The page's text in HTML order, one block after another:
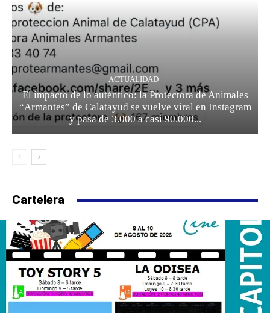
ACTUALIDAD
El impacto de lo auténtico: la Protectora de Animales
“Armantes” de Calatayud se vuelve viral en Instagram
y pasa de 3.000 a casi 90.000...
Cartelera